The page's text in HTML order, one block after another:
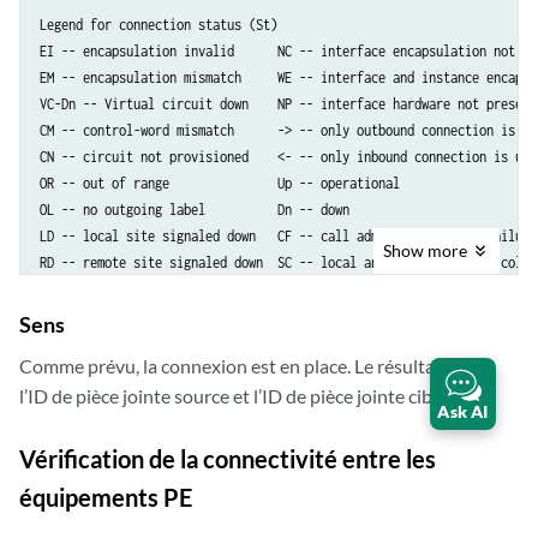
Legend for connection status (St)
EI -- encapsulation invalid      NC -- interface encapsulation not CCC/
EM -- encapsulation mismatch     WE -- interface and instance encaps
VC-Dn -- Virtual circuit down    NP -- interface hardware not
CM -- control-word mismatch      -> -- only outbound connection is up
CN -- circuit not provisioned    <- -- only inbound connection is up
OR -- out of range               Up -- operational
OL -- no outgoing label          Dn -- down
LD -- local site signaled down   CF -- call admission control
RD -- remote site signaled down  SC -- local and remote site ID
MM -- MTU mismatch               MI -- Mesh-Group ID not available
BK -- Backup connection          ST -- Standby connection
RS -- remote site standby        SN -- Static Neighbor
LB -- Local site not best-site   RB -- Remote site not best-site
VM -- VLAN ID mismatch
Show more
Sens
Comme prévu, la connexion est en place. Le résultat inclut
l’ID de pièce jointe source et l’ID de pièce jointe cible.
Vérification de la connectivité entre les
équipements PE
Ask AI